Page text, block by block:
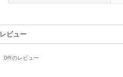
レビュー
0件のレビュー